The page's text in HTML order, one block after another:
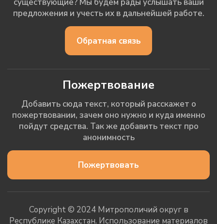
предложения и учесть их в дальнейшей работе.
Обратная связь
Пожертвование
Добавить сюда текст, который расскажет о
пожертвовании, зачем оно нужно и куда именно
пойдут средства. Так же добавить текст про
анонимность
Пожертвовать
Copyright © 2024 Митрополичий округ в
Республике Казахстан. Использование материалов